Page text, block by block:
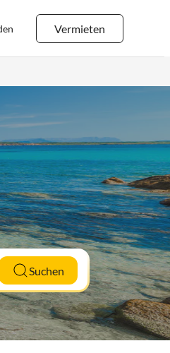
Vermieten
Suchen